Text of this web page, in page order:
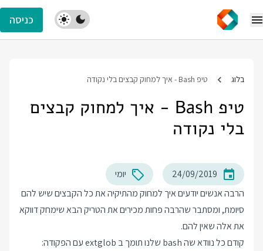
כניסה
בלוג טיפ Bash - איך למחוק קבצים בלי נקודה
טיפ Bash - איך למחוק קבצים
בלי נקודה
24/09/2019
יומי
הרבה אנשים יודעים איך למחוק מהתיקיה את כל הקבצים שיש להם
סיומת, ומסתבר שהרבה פחות מכירים את הטריק הבא שימחק דווקא
את אלה שאין להם.
קודם כל נוודא שה bash שלנו תומך ב extglob עם הפקודה: